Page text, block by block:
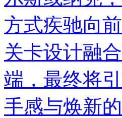
方式疾驰向
关卡设计融
端，最终将
手感与焕新